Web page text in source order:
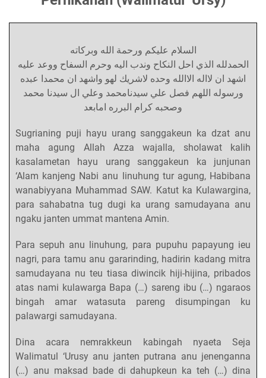
السلام عليكم ورحمة الله وبركاته
الحمدلله الذي احل النكاح وندب اليه وحرم السفاح ووعد عليه
اشهد ان لااله الاالله وحده لاشريك لهو واشهد ان محمدا عبده
ورسوله اللهم فصل علي سيدنامحمد وعلي ال سيدنا محمد
وصحبه كرام البرره امابعد
Sugrianing puji hayu urang sanggakeun ka dzat anu
maha agung Allah Azza wajalla, sholawat kalih
kasalametan hayu urang sanggakeun ka junjunan
‘Alam kanjeng Nabi anu linuhung tur agung, Habibana
wanabiyyana Muhammad SAW. Katut ka Kulawargina,
para sahabatna tug dugi ka urang samudayana anu
ngaku janten ummat mantena Amin.
Para sepuh anu linuhung, para pupuhu papayung ieu
nagri, para tamu anu gararinding, hadirin kadang mitra
samudayana nu teu tiasa diwincik hiji-hijina, pribados
atas nami kulawarga Bapa (…) sareng ibu (…) ngaraos
bingah amar watasuta pareng disumpingan ku
palawargi samudayana.
Dina acara nemrakkeun kabingah nyaeta Seja
Walimatul ‘Urusy anu janten putrana anu jenenganna
(…) anu maksad bade di dahupkeun ka teh (…) dina